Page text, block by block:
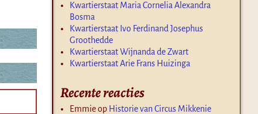
Kwartierstaat Maria Cornelia Alexandra
Bosma
Kwartierstaat Ivo Ferdinand Josephus
Groothedde
Kwartierstaat Wijnanda de Zwart
Kwartierstaat Arie Frans Huizinga
Recente reacties
Emmieop Historie van Circus Mikkenie